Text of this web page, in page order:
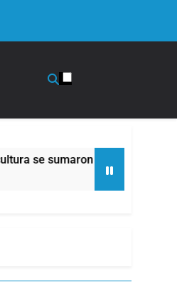
la marcha frente al Congreso